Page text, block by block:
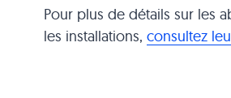
Pour plus de détails sur les
les installations,consultez